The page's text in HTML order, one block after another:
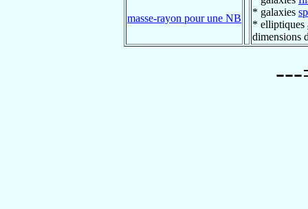
masse-rayon pour une NB
* galaxies
* elliptiques
dimensions
---